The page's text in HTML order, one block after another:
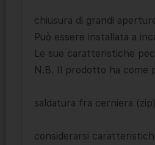
chiusura di grandi
Può essere installata a
Le sue caratteristiche
N.B. Il prodotto ha come
saldatura fra cerniera
considerarsi